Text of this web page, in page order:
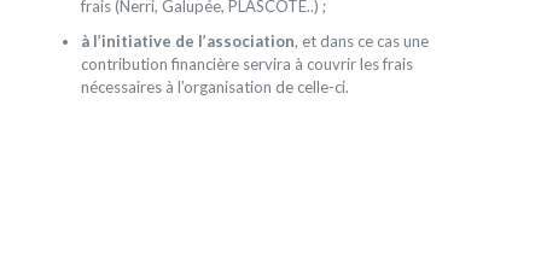
frais (Nerri, Galupée, PLASCOTE..) ;
à l’initiative de l’association, et dans ce cas une
contribution financière servira à couvrir les frais
nécessaires à l’organisation de celle-ci.